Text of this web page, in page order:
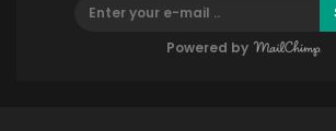
Powered by